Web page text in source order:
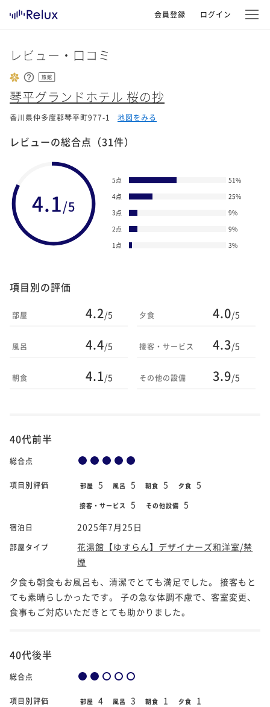
会員登録 ログイン
レビュー・口コミ
旅館
琴平グランドホテル 桜の抄
香川県仲多度郡琴平町977-1 地図をみる
レビューの総合点 （31件）
4.1/5
5点 51%
4点
25%
3点
9%
2点
9%
1点
3%
項目別の評価
部屋 4.2/5
風呂 4.4/5
朝食 4.1/5
夕食 4.0/5
接客・サービス 4.3/5
その他の設備 3.9/5
40代前半
総合点
項目別評価 部屋 5 風呂 5 朝食 5 夕食 5
接客・サービス 5 その他設備 5
宿泊日 2025年7月25日
部屋タイプ
花湯館【ゆすらん】デザイナーズ和洋室/禁
煙
夕食も朝食もお風呂も、清潔でとても満足でした。 接客もと
ても素晴らしかったです。 子の急な体調不慮で、客室変更、
食事もご対応いただきとても助かりました。
40代後半
総合点
項目別評価 部屋 4 風呂 3 朝食 1 夕食 1